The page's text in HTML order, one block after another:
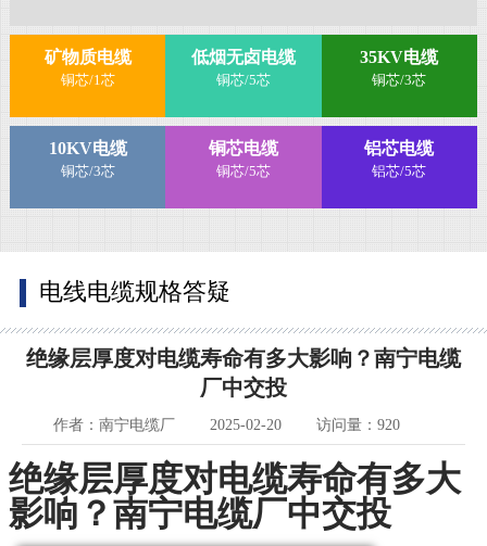
矿物质电缆
铜芯/1芯
低烟无卤电缆
铜芯/5芯
35KV电缆
铜芯/3芯
10KV电缆
铜芯/3芯
铜芯电缆
铜芯/5芯
铝芯电缆
铝芯/5芯
电线电缆规格答疑
绝缘层厚度对电缆寿命有多大影响？南宁电缆
厂中交投
作者：南宁电缆厂 2025-02-20 访问量：920
绝缘层厚度对电缆寿命有多大
影响？南宁电缆厂中交投